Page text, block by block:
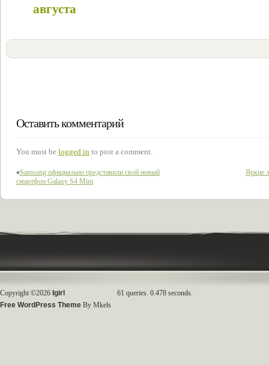
августа
Оставить комментарий
You must be logged in to post a comment.
«Samsung официально представили свой новый
смартфон Galaxy S4 Mini
Яркие
Copyright ©2026 Igirl
Free WordPress Theme By Mkels
61 queries. 0.478 seconds.